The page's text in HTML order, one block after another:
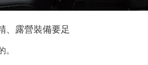
、露營裝備要足